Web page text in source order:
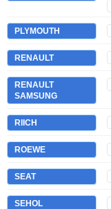
PLYMOUTH
RENAULT
RENAULT
SAMSUNG
RIICH
ROEWE
SEAT
SEHOL